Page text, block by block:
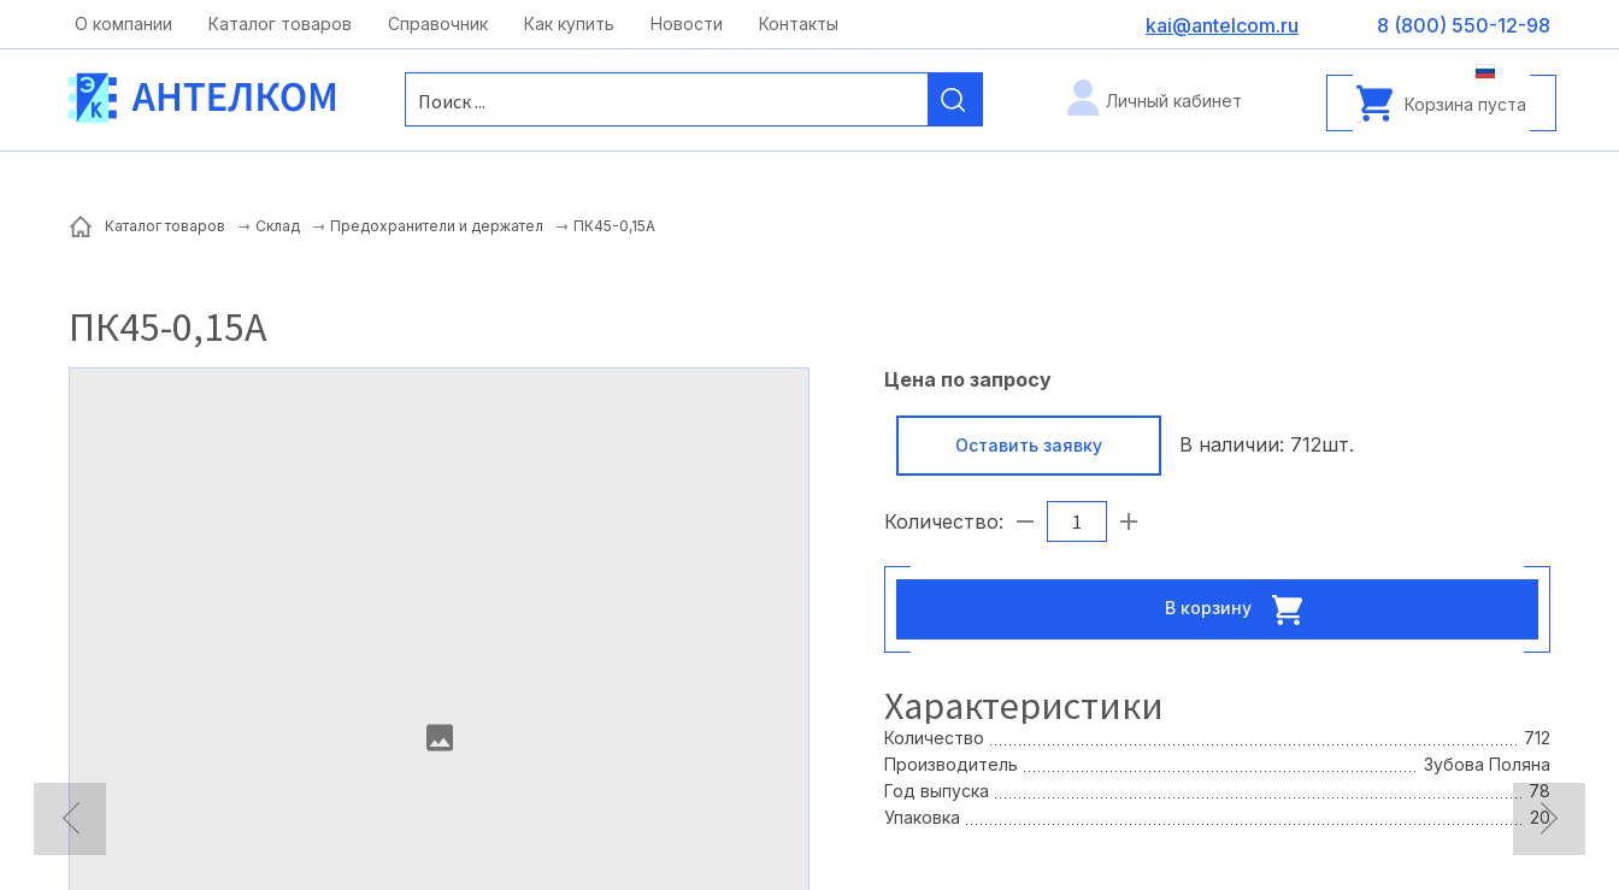
kai@antelcom.ru
Москва, ул. Московская, д.1 офис 1 c 08:00 до 20:00
О компании Каталог товаров Справочник Как купить Новости Контакты 8 (800) 550-12-98
kai@antelcom.ru
Корзина пуста
Личный кабинет
Каталог товаров Склад Предохранители и держател ПК45-0,15А
ПК45-0,15А
Цена по запросу
Оставить заявку В наличии: 712шт.
Количество:
В корзину
Характеристики
Количество
712
Производитель
Зубова Поляна
Год выпуска
78
Упаковка
20